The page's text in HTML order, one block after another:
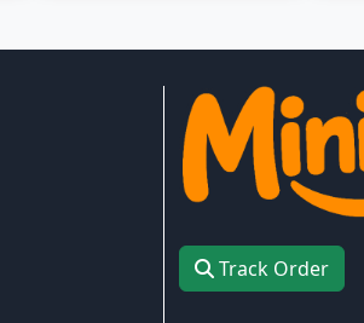
Track Order